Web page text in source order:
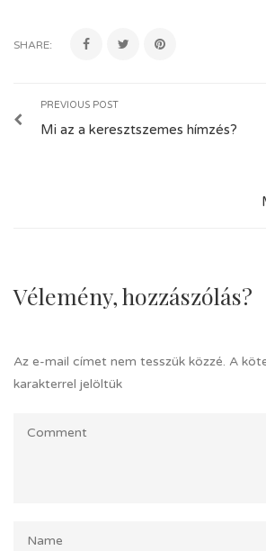
SHARE:
PREVIOUS POST
Mi az a keresztszemes hímzés?
Vélemény, hozzászólás?
Az e-mail címet nem tesszük közzé. A
karakterrel jelöltük